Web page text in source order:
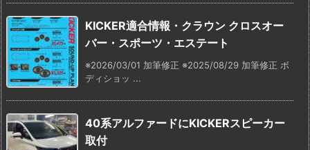
KICKER適合情報・クラウン クロスオー
バー・スポーツ・エステート
※2026/03/01 加筆修正 ※2025/08/29 加筆修正 ボ
ディショッ ...
40系アルファードにKICKERスピーカー
取付